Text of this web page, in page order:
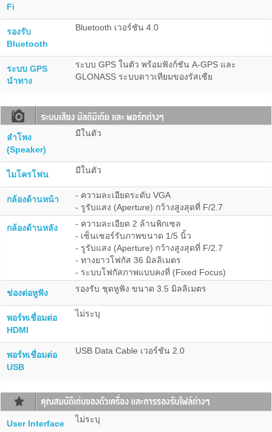
Fi
รองรับ
Bluetooth
Bluetooth เวอร์ชัน 4.0
ระบบ GPS
นำทาง
ระบบ GPS ในตัว พร้อมฟังก์ชัน A-GPS และ
GLONASS ระบบดาวเทียมของรัสเซีย
ลำโพง
(Speaker)
มีในตัว
ไมโครโฟน มีในตัว
กล้องด้านหน้า
- ความละเอียดระดับ VGA
- รูรับแสง (Aperture) กว้างสูงสุดที่ F/2.7
กล้องด้านหลัง
- ความละเอียด 2 ล้านพิกเซล
- เซ็นเซอร์รับภาพขนาด 1/5 นิ้ว
- รูรับแสง (Aperture) กว้างสูงสุดที่ F/2.7
- ทางยาวโฟกัส 36 มิลลิเมตร
- ระบบโฟกัสภาพแบบคงที่ (Fixed Focus)
ช่องต่อหูฟัง รองรับ ชุดหูฟัง ขนาด 3.5 มิลลิเมตร
พอร์ทเชื่อมต่อ
HDMI
ไม่ระบุ
พอร์ทเชื่อมต่อ
USB
USB Data Cable เวอร์ชัน 2.0
User Interface ไม่ระบุ